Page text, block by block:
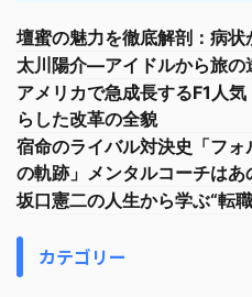
壇蜜の魅力を徹底解剖：病
太川陽介—アイドルから旅の
アメリカで急成長するF1人
らした改革の全貌
宿命のライバル対決史「フ
の軌跡」メンタルコーチはあ
坂口憲二の人生から学ぶ“転
カテゴリー